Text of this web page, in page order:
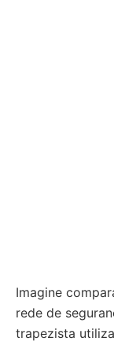
Imagine
rede de
trapezista